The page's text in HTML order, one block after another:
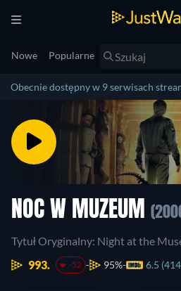
Nowe Popularne
Obecnie dostępny w 9 serwisach
NOC W MUZEUM
Tytuł Oryginalny: Night at the
993.
-52 95% 6.5